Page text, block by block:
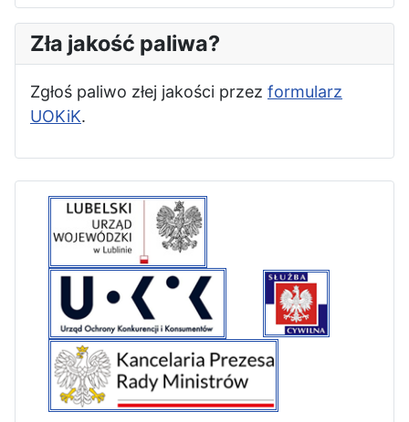
Zła jakość paliwa?
Zgłoś paliwo złej jakości przez formularz
UOKiK.